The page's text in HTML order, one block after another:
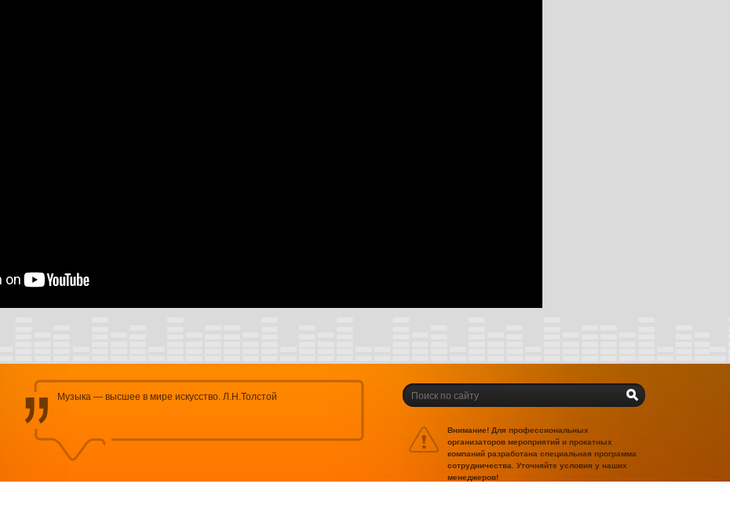
Музыка — высшее в мире искусство. Л.Н.Толстой
Внимание! Для профессиональных
организаторов мероприятий и прокатных
компаний разработана специальная программа
сотрудничества. Уточняйте условия у наших
менеджеров!